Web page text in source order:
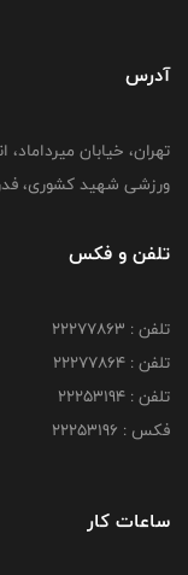
آدرس
تهران، خیابان
ورزشی شهید کشوری،
تلفن و فکس
تلفن : 22277863
تلفن : 22277864
تلفن : 22253194
فکس : 22253196
ساعات کار